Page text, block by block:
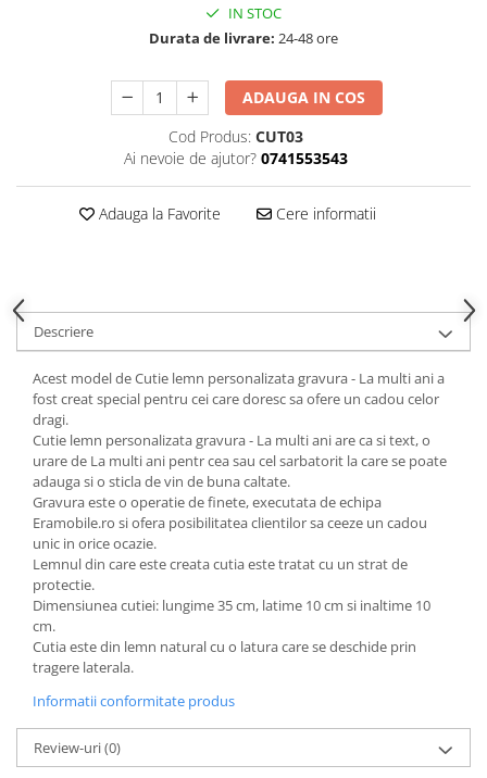
IN STOC
Durata de livrare: 24-48 ore
ADAUGA IN COS
Cod Produs: CUT03
Ai nevoie de ajutor? 0741553543
Adauga la Favorite Cere informatii
Descriere
Acest model de Cutie lemn personalizata gravura - La multi ani a
fost creat special pentru cei care doresc sa ofere un cadou celor
dragi.
Cutie lemn personalizata gravura - La multi ani are ca si text, o
urare de La multi ani pentr cea sau cel sarbatorit la care se poate
adauga si o sticla de vin de buna caltate.
Gravura este o operatie de finete, executata de echipa
Eramobile.ro si ofera posibilitatea clientilor sa ceeze un cadou
unic in orice ocazie.
Lemnul din care este creata cutia este tratat cu un strat de
protectie.
Dimensiunea cutiei: lungime 35 cm, latime 10 cm si inaltime 10
cm.
Cutia este din lemn natural cu o latura care se deschide prin
tragere laterala.
Informatii conformitate produs
Review-uri(0)